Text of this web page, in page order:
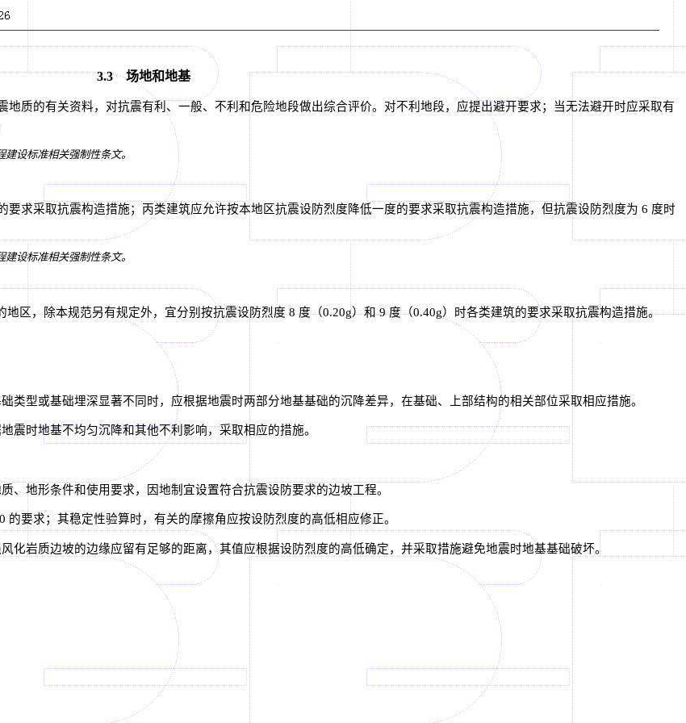
3.3 场地和地基
质的有关资料，对抗震有利、一般、不利和危险地段做出综合评价。对不利地段，应提出避开要求；当无法避开时应采取有
设标准相关强制性条文。
求采取抗震构造措施；丙类建筑应允许按本地区抗震设防烈度降低一度的要求采取抗震构造措施，但抗震设防烈度为 6 度时
设标准相关强制性条文。
，除本规范另有规定外，宜分别按抗震设防烈度 8 度（0.20g）和 9 度（0.40g）时各类建筑的要求采取抗震构造措施。
型或基础埋深显著不同时，应根据地震时两部分地基基础的沉降差异，在基础、上部结构的相关部位采取相应措施。
时地基不均匀沉降和其他不利影响，采取相应的措施。
地形条件和使用要求，因地制宜设置符合抗震设防要求的边坡工程。
要求；其稳定性验算时，有关的摩擦角应按设防烈度的高低相应修正。
岩质边坡的边缘应留有足够的距离，其值应根据设防烈度的高低确定，并采取措施避免地震时地基基础破坏。